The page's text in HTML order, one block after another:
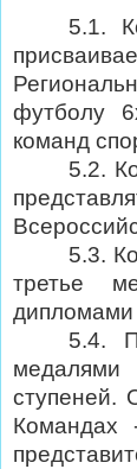
5.1.
футболу
команд
5.2.
5.3.
третье
дипломами
5.4.
медалями
ступеней.
Командах